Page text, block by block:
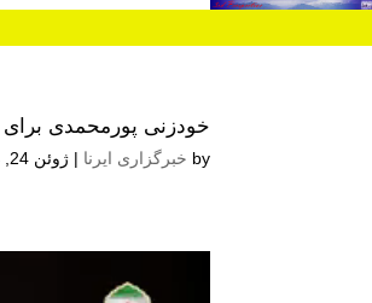
خودزنی پورمحمدی
by خبرگزاری ایرنا |ژوئن 24, 2024 11:09 ب.ظ